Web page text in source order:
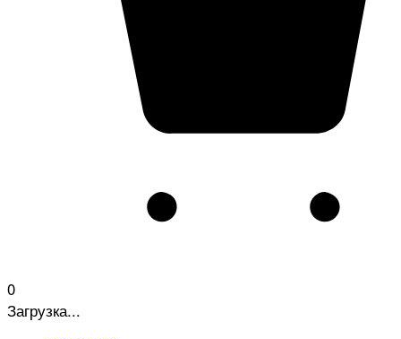
0
Загрузка...